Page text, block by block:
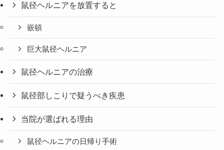
鼠径ヘルニアを放置すると
嵌頓
巨大鼠径ヘルニア
鼠径ヘルニアの治療
鼠径部しこりで疑うべき疾患
当院が選ばれる理由
鼠径ヘルニアの日帰り手術